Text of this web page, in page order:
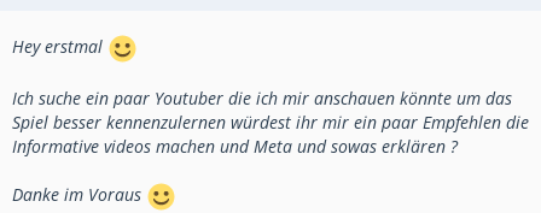
Hey erstmal
Ich suche ein paar Youtuber die ich mir anschauen könnte um das
Spiel besser kennenzulernen würdest ihr mir ein paar Empfehlen die
Informative videos machen und Meta und sowas erklären ?
Danke im Voraus